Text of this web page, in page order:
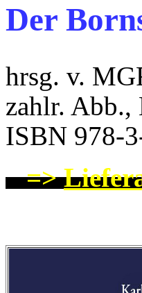
Der
hrsg. v.
zahlr. Abb.,
ISBN 978-
=>